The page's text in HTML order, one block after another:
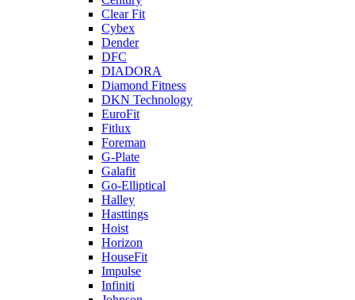
Clear Fit
Cybex
Dender
DFC
DIADORA
Diamond Fitness
DKN Technology
EuroFit
Fitlux
Foreman
G-Plate
Galafit
Go-Elliptical
Halley
Hasttings
Hoist
Horizon
HouseFit
Impulse
Infiniti